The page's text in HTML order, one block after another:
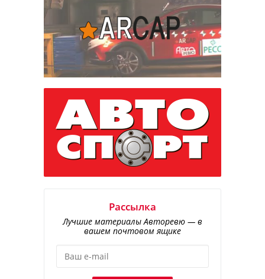
Рассылка
Лучшие материалы Авторевю — в
вашем почтовом ящике